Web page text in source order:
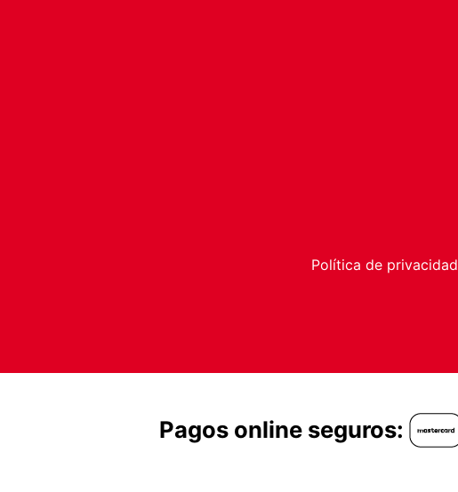
Política de privacidad
Pagos online seguros: